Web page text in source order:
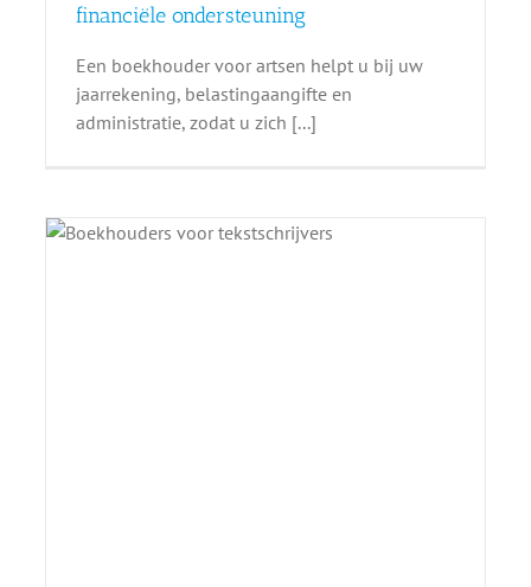
financiële ondersteuning
Een boekhouder voor artsen helpt u bij uw
jaarrekening, belastingaangifte en
administratie, zodat u zich [...]